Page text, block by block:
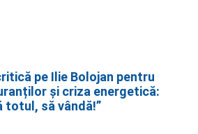
pe Ilie Bolojan pentru
și criza energetică:
totul, să vândă!”